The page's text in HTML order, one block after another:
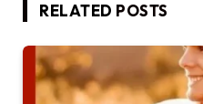
RELATED POSTS